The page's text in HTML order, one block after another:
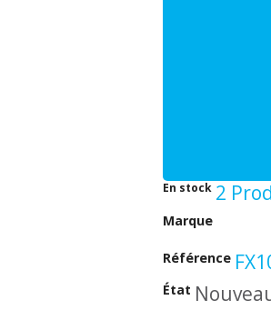
En stock 2
Marque
Référence
État